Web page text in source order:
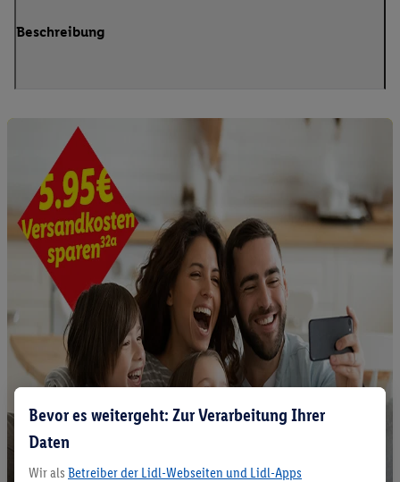
Beschreibung
Bevor es weitergeht: Zur Verarbeitung Ihrer
Daten
Wir als Betreiber der Lidl-Webseiten und Lidl-Apps